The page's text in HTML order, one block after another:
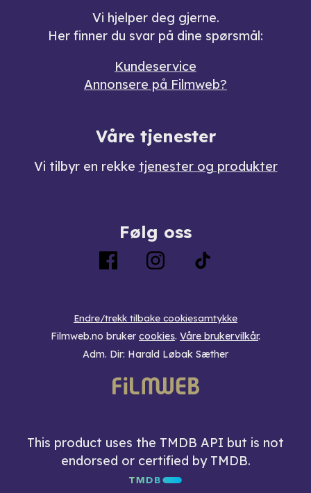
Vi hjelper deg gjerne.
Her finner du svar på dine spørsmål:
Kundeservice
Annonsere på Filmweb?
Våre tjenester
Vi tilbyr en rekke tjenester og produkter
Følg oss
Endre/trekk tilbake cookiesamtykke
Filmweb.no bruker cookies. Våre brukervilkår.
Adm. Dir: Harald Løbak Sæther
This product uses the TMDB API but is not
endorsed or certified by TMDB.